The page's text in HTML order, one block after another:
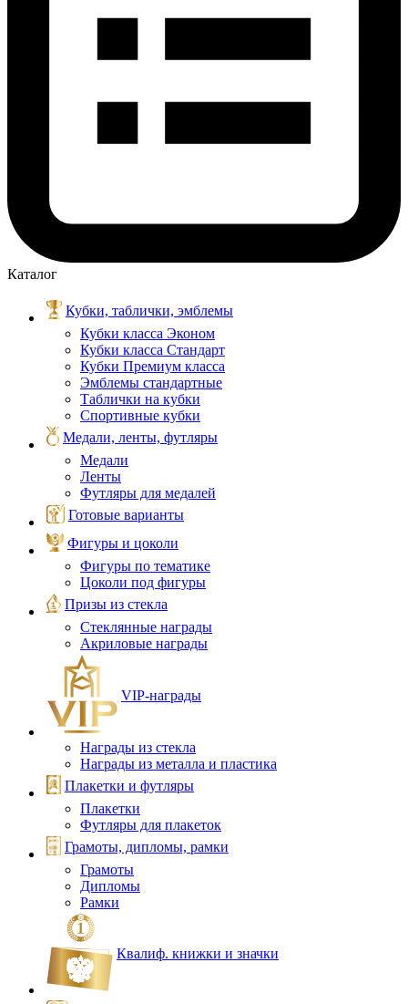
Каталог
Кубки, таблички, эмблемы
Кубки класса Эконом
Кубки класса Стандарт
Кубки Премиум класса
Эмблемы стандартные
Таблички на кубки
Спортивные кубки
Медали, ленты, футляры
Медали
Ленты
Футляры для медалей
Готовые варианты
Фигуры и цоколи
Фигуры по тематике
Цоколи под фигуры
Призы из стекла
Стеклянные награды
Акриловые награды
VIP‑награды
Награды из стекла
Награды из металла и пластика
Плакетки и футляры
Плакетки
Футляры для плакеток
Грамоты, дипломы, рамки
Грамоты
Дипломы
Рамки
Квалиф. книжки и значки